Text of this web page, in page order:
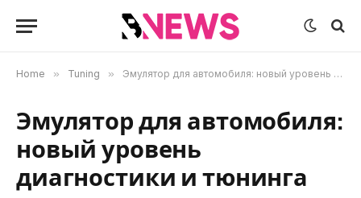
Home » Tuning » Эмулятор для автомобиля: новый уровень диагностики и тюнинга
Эмулятор для автомобиля:
новый уровень
диагностики и тюнинга